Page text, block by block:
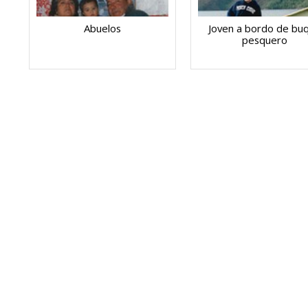
Abuelos
Joven a bordo de
pesquero